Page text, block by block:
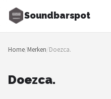
Soundbarspot
Zoeken
NAVIGATIE
Home/Merken/Doezca.
Doezca.